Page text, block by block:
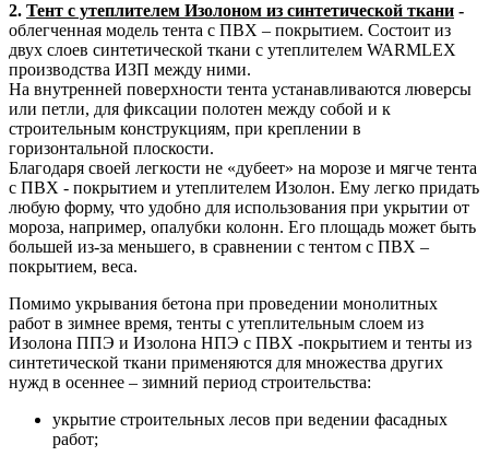
2. Тент с утеплителем Изолоном из синтетической ткани -
облегченная модель тента с ПВХ – покрытием. Состоит из
двух слоев синтетической ткани с утеплителем WARMLEX
производства ИЗП между ними.
На внутренней поверхности тента устанавливаются люверсы
или петли, для фиксации полотен между собой и к
строительным конструкциям, при креплении в
горизонтальной плоскости.
Благодаря своей легкости не «дубеет» на морозе и мягче тента
с ПВХ - покрытием и утеплителем Изолон. Ему легко придать
любую форму, что удобно для использования при укрытии от
мороза, например, опалубки колонн. Его площадь может быть
большей из-за меньшего, в сравнении с тентом с ПВХ –
покрытием, веса.
Помимо укрывания бетона при проведении монолитных
работ в зимнее время, тенты с утеплительным слоем из
Изолона ППЭ и Изолона НПЭ с ПВХ -покрытием и тенты из
синтетической ткани применяются для множества других
нужд в осеннее – зимний период строительства:
укрытие строительных лесов при ведении фасадных
работ;